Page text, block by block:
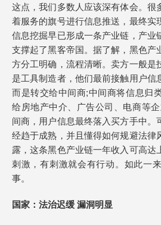
这点，我们多数人应该深有体会。很
着服务的旗号进行信息推送，最终实
信息挖掘早已形成一条产业链，产业
支撑起了黑客帝国。据了解，黑色产
方分工明确，流程清晰。卖方一般是
是工具制造者，他们最前接触用户信
而是转交给中间商;中间商将信息归
给房地产中介、广告公司、电商等
间商，用户信息最终落入买方手中。
经趋于成熟，并且懂得如何规避法律
露，这条黑色产业链一年收入可高达
刺激，有刺激就会有行动。如此一
事。
国家：法治迟缓 漏洞明显